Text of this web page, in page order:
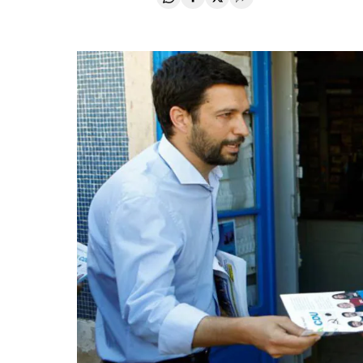
Compartir en Whatsapp
Compartir en Facebook
Compartir en Twitter
Desplegar Redes